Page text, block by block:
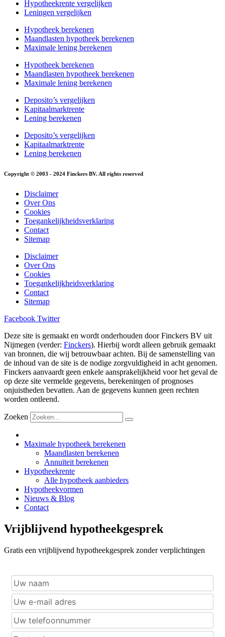
Hypotheekrente vergelijken
Leningen vergelijken
Hypotheek berekenen
Maandlasten hypotheek berekenen
Maximale lening berekenen
Hypotheek berekenen
Maandlasten hypotheek berekenen
Maximale lening berekenen
Deposito’s vergelijken
Kapitaalmarktrente
Lening berekenen
Deposito’s vergelijken
Kapitaalmarktrente
Lening berekenen
Copyright © 2003 - 2024 Finckers BV. All rights reserved
Disclaimer
Over Ons
Cookies
Toegankelijkheidsverklaring
Contact
Sitemap
Disclaimer
Over Ons
Cookies
Toegankelijkheidsverklaring
Contact
Sitemap
Facebook Twitter
Deze site is gemaakt en wordt onderhouden door Finckers BV uit
Nijmegen (verder: Finckers). Hierbij wordt alleen gebruik gemaakt
van bronnen, die wij betrouwbaar achten. Bij de samenstelling van
de inhoud van de site is de nodige zorgvuldigheid in acht genomen.
Finckers aanvaardt geen enkele aansprakelijkheid voor het geval de
op deze site vermelde gegevens, berekeningen of prognoses
onjuistheden bevatten. Aan de gegevens kunnen geen rechten
worden ontleend.
Zoeken
Maximale hypotheek berekenen
Maandlasten berekenen
Annuïteit berekenen
Hypotheekrente
Alle hypotheek aanbieders
Hypotheekvormen
Nieuws & Blog
Contact
Vrijblijvend hypotheekgesprek
Gratis een vrijblijvend hypotheekgesprek zonder verplichtingen